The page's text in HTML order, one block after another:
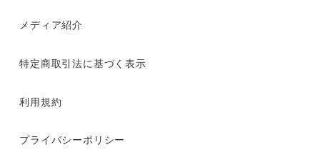
メディア紹介
特定商取引法に基づく表示
利用規約
プライバシーポリシー